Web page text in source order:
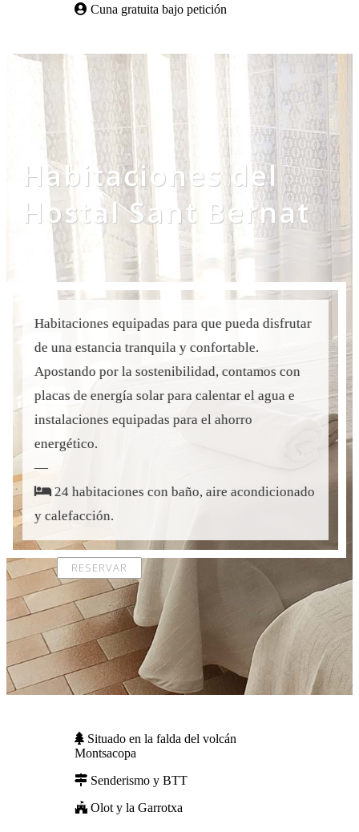
Cuna gratuita bajo petición
Habitaciones del
Hostal Sant Bernat
Habitaciones equipadas para que pueda disfrutar
de una estancia tranquila y confortable.
Apostando por la sostenibilidad, contamos con
placas de energía solar para calentar el agua e
instalaciones equipadas para el ahorro
energético.
—
24 habitaciones con baño, aire acondicionado
y calefacción.
RESERVAR
Situado en la falda del volcán
Montsacopa
Senderismo y BTT
Olot y la Garrotxa